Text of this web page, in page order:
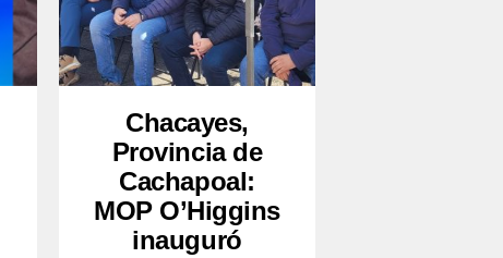
Chacayes,
Provincia de
Cachapoal:
MOP O’Higgins
inauguró